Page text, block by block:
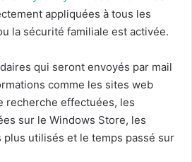
appliquées à tous les
la sécurité familiale est activée.
qui seront envoyés par mail
comme les sites web
recherche effectuées, les
sur le Windows Store, les
utilisés et le temps passé sur